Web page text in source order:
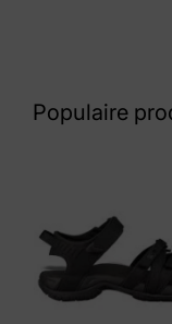
Gabor
Artikelnummer
Populaire